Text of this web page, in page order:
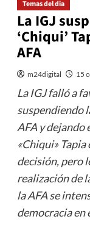
Temas del dia
La IGJ
‘Chiqui’
AFA
m24digital 15
La IGJ falló a
suspendiendo
AFA y dejando
«Chiqui»
decisión, pero
realización de
la AFA se
democracia